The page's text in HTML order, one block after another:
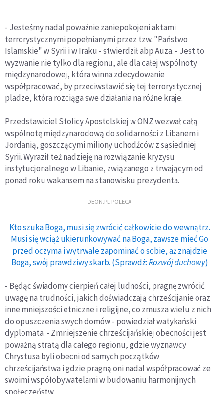
- Jesteśmy nadal poważnie zaniepokojeni aktami
terrorystycznymi popełnianymi przez tzw. "Państwo
Islamskie" w Syrii i w Iraku - stwierdził abp Auza. - Jest to
wyzwanie nie tylko dla regionu, ale dla całej wspólnoty
międzynarodowej, która winna zdecydowanie
współpracować, by przeciwstawić się tej terrorystycznej
pladze, która rozciąga swe działania na różne kraje.
Przedstawiciel Stolicy Apostolskiej w ONZ wezwał całą
wspólnotę międzynarodową do solidarności z Libanem i
Jordanią, goszczącymi miliony uchodźców z sąsiedniej
Syrii. Wyraził też nadzieję na rozwiązanie kryzysu
instytucjonalnego w Libanie, związanego z trwającym od
ponad roku wakansem na stanowisku prezydenta.
DEON.PL POLECA
Kto szuka Boga, musi się zwrócić całkowicie do wewnątrz.
Musi się wciąż ukierunkowywać na Boga, zawsze mieć Go
przed oczyma i wytrwale zapominać o sobie, aż znajdzie
Boga, swój prawdziwy skarb. (Sprawdź:Rozwój duchowy)
- Będąc świadomy cierpień całej ludności, pragnę zwrócić
uwagę na trudności, jakich doświadczają chrześcijanie oraz
inne mniejszości etniczne i religijne, co zmusza wielu z nich
do opuszczenia swych domów - powiedział watykański
dyplomata. - Zmniejszenie chrześcijańskiej obecności jest
poważną stratą dla całego regionu, gdzie wyznawcy
Chrystusa byli obecni od samych początków
chrześcijaństwa i gdzie pragną oni nadal współpracować ze
swoimi współobywatelami w budowaniu harmonijnych
społeczeństw.